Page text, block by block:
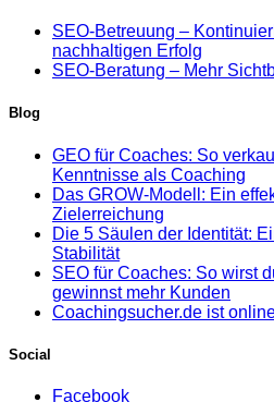
SEO-Betreuung –
nachhaltigen Erfolg
SEO-Beratung – Mehr
Blog
GEO für Coaches: So
Kenntnisse als Coaching
Das GROW-Modell: Ein
Zielerreichung
Die 5 Säulen der Identität:
Stabilität
SEO für Coaches: So wirst
gewinnst mehr Kunden
Coachingsucher.de ist
Social
Facebook